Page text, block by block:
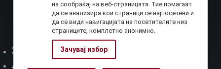
Закони
Јавни набавки
на сообраќај на веб-страницата. Тие помагаат
да се анализира кои страници се најпосетени и
да се види навигацијата на посетителите низ
страниците, комплетно анонимно.
Зачувај избор